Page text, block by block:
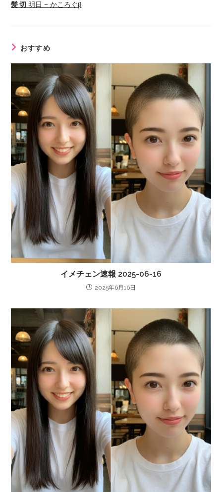
髪 切 明日 – かころぐβ
おすすめ
イメチェン速報 2025-06-16
2025年6月16日